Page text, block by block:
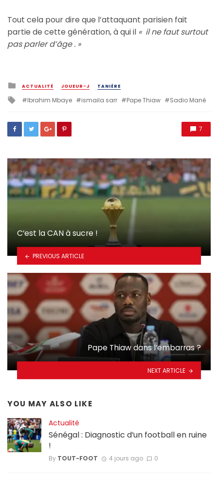
Tout cela pour dire que l’attaquant parisien fait
partie de cette génération, à qui il « il ne faut surtout
pas parler d’âge . »
Posted
in
ACTUALITÉ JOUEUR-J TANIÈRE
Tagged
Ibrahim Mbaye ismaila sarr Pape Thiaw Sadio Mané
7
C’est la CAN à sucre !
PREVIOUS ARTICLE
Pape Thiaw dans l’embarras ?
NEXT ARTICLE
YOU MAY ALSO LIKE
Actualité
Sénégal : Diagnostic d’un football en ruine
!
By TOUT-FOOT 4 jours ago 0